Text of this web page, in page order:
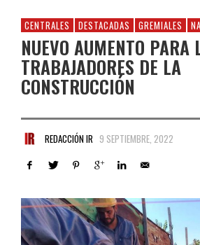
CENTRALES DESTACADAS GREMIALES
NUEVO AUMENTO PARA
TRABAJADORES DE LA
CONSTRUCCIÓN
REDACCIÓN IR 9 SEPTIEMBRE, 2022